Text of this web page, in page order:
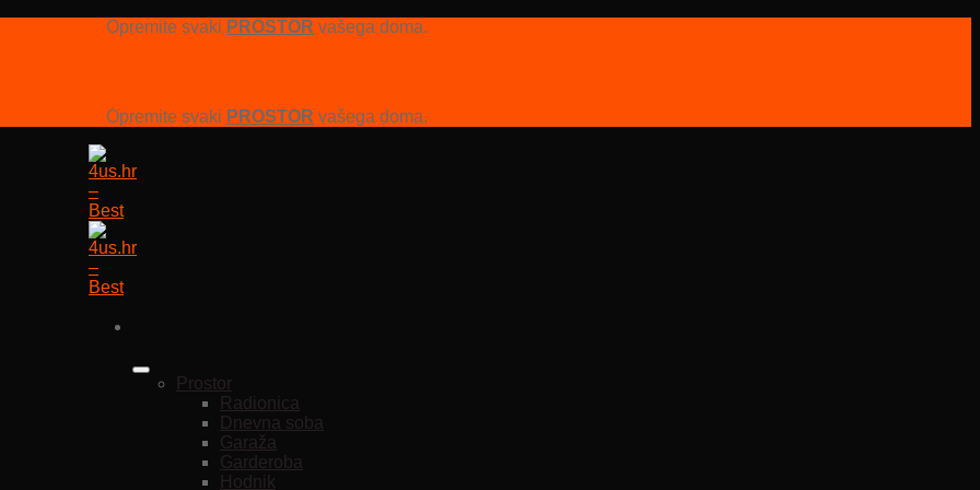
Opremite svaki PROSTOR vašega doma.
Opremite svaki PROSTOR vašega doma.
Prostor
Radionica
Dnevna soba
Garaža
Garderoba
Hodnik